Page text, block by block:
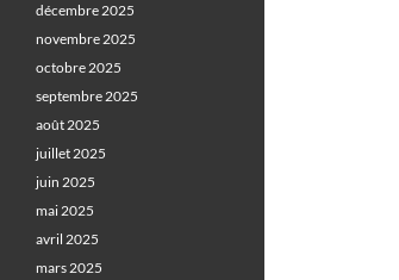
décembre 2025
novembre 2025
octobre 2025
septembre 2025
août 2025
juillet 2025
juin 2025
mai 2025
avril 2025
mars 2025